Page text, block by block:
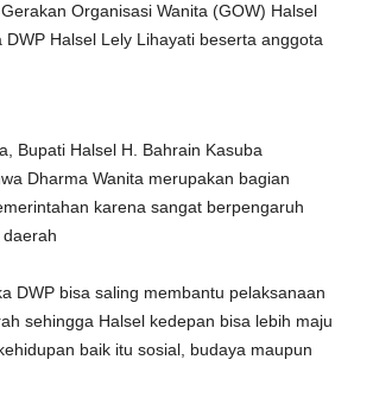
Organisasi Wanita (GOW) Halsel
DWP Halsel Lely Lihayati beserta anggota
Bupati Halsel H. Bahrain Kasuba
Dharma Wanita merupakan bagian
karena sangat berpengaruh
DWP bisa saling membantu pelaksanaan
sehingga Halsel kedepan bisa lebih maju
baik itu sosial, budaya maupun